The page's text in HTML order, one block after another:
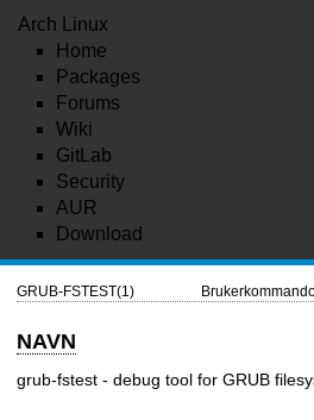
Arch Linux
Home
Packages
Forums
Wiki
GitLab
Security
AUR
Download
GRUB-FSTEST(1)
NAVN
grub-fstest - debug tool for GRUB